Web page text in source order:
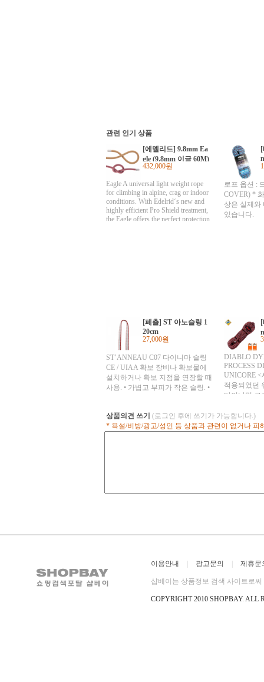
관련 인기 상품
[에델리드] 9.8mm Ea
gle (9.8mm 이글 60M)
432,000원
Eagle A universal light weight rope
for climbing in alpine, crag or indoor
conditions. With Edelrid‘s new and
highly efficient Pro Shield treatment,
the Eagle offers the perfect protection
로프 옵션 :
COVER) *
상은 실제와
있습니다.
[페츨] ST 아노슬링 1
20cm
27,000원
ST’ANNEAU C07 다이니마 슬링
CE / UIAA 확보 장비나 확보물에
설치하거나 확보 지점을 연장할 때
사용. • 가볍고 부피가 작은 슬링. •
품코드 사이즈 무게 C07 24 24 cm
10 g C07 60 60 cm 20 g C07 120 120
DIABLO
PROCESS
UNICORE
적용되었던
다이나믹 로
과적으로 연
임을 제한함
수 있음 ■ 사
됨) ■ 제품성
• 스태틱 신
상품의견 쓰기 (로그인 후에 쓰기가 가능합니다.)
* 욕설/비방/광고/성인 등 상품과 관련이 없거나
이용안내 광고문의 제휴문
샵베이는 상품정보 검색 사이트로
COPYRIGHT 2010 SHOPBAY. ALL